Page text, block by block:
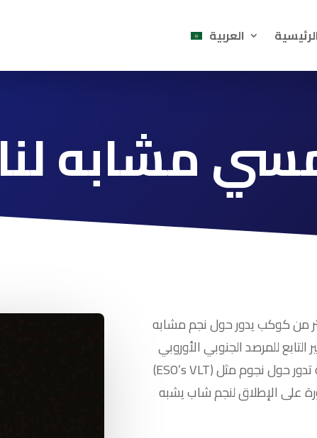
العربية
مشابه لنا
للمرصد الجنوبي الأوروبي
(ESO’s VLT) أثناء بحثهم عن كواكب شابة عملاقة تدور حول نجوم مثل
على الإطلاق لنجم شاب يشبه